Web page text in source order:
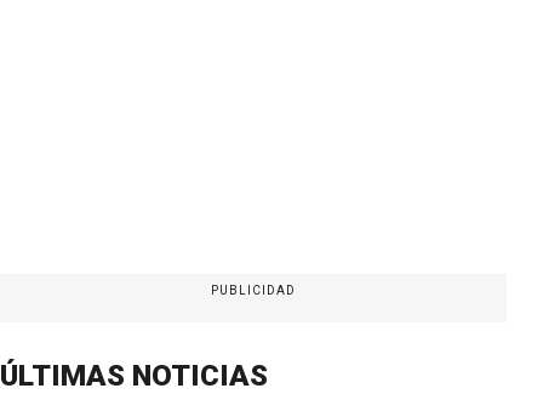
PUBLICIDAD
ÚLTIMAS NOTICIAS